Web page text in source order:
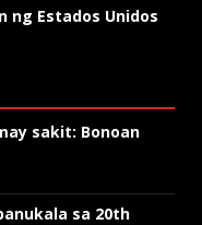
ng Estados Unidos
sakit: Bonoan
sa 20th